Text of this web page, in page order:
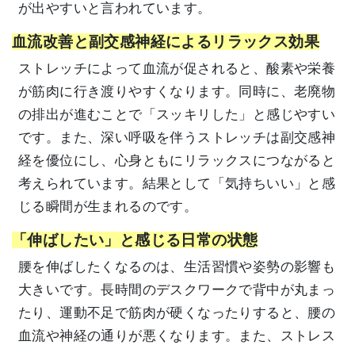
が出やすいと言われています。
血流改善と副交感神経によるリラックス効果
ストレッチによって血流が促されると、酸素や栄養
が筋肉に行き渡りやすくなります。同時に、老廃物
の排出が進むことで「スッキリした」と感じやすい
です。また、深い呼吸を伴うストレッチは副交感神
経を優位にし、心身ともにリラックスにつながると
考えられています。結果として「気持ちいい」と感
じる瞬間が生まれるのです。
「伸ばしたい」と感じる日常の状態
腰を伸ばしたくなるのは、生活習慣や姿勢の影響も
大きいです。長時間のデスクワークで背中が丸まっ
たり、運動不足で筋肉が硬くなったりすると、腰の
血流や神経の通りが悪くなります。また、ストレス